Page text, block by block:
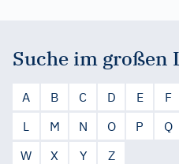
Suche im großen
A B C D E F
L
M N O P Q
W
X Y Z